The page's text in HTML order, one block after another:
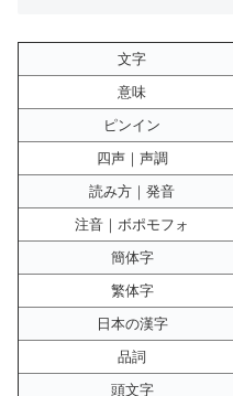
文字
意味
ピンイン
四声｜声調
読み方｜発音
注音｜ボポモフォ
簡体字
繁体字
日本の漢字
品詞
頭文字